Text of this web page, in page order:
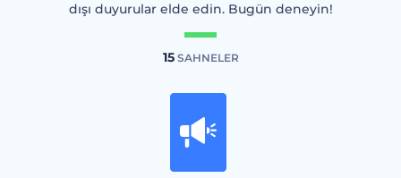
dışı duyurular elde edin. Bugün deneyin!
15SAHNELER